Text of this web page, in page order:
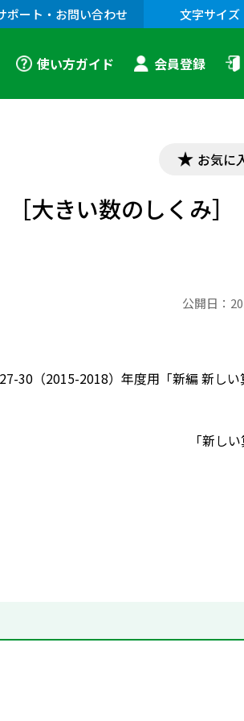
ポート・お問い合わせ 文字サイズ
使い方ガイド 会員登録
お気に
大きい数のしくみ
公開日：
30（2015-2018）年度用「新編 新し
「新し